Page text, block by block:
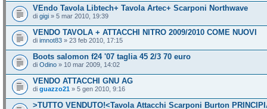
VEndo Tavola Libtech+ Tavola Artec+ Scarponi Northwave
di gigi » 5 mar 2010, 19:39
VENDO TAVOLA + ATTACCHI NITRO 2009/2010 COME NUOVI
di imnot83 » 23 feb 2010, 17:15
Boots salomon f24 '07 taglia 45 2/3 70 euro
di Odino » 10 mar 2009, 14:02
VENDO ATTACCHI GNU AG
di guazzo21 » 5 gen 2010, 9:16
>TUTTO VENDUTO!<Tavola Attacchi Scarponi Burton